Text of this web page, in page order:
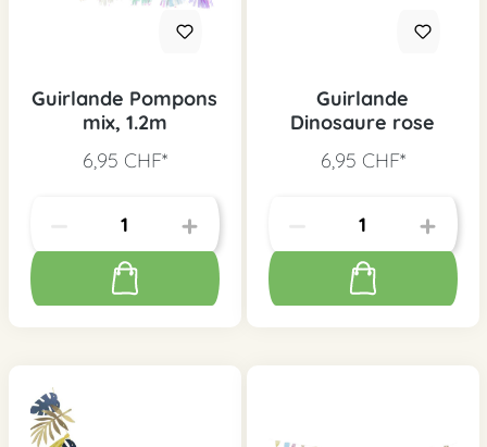
Guirlande Pompons
mix, 1.2m
6,95 CHF*
Guirlande
Dinosaure rose
6,95 CHF*